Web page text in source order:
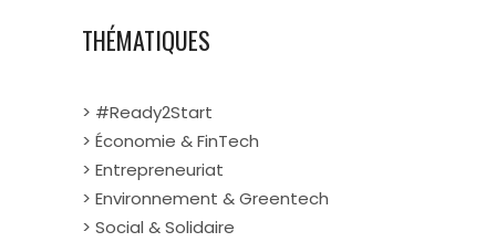
THÉMATIQUES
> #Ready2Start
> Économie & FinTech
> Entrepreneuriat
> Environnement & Greentech
> Social & Solidaire